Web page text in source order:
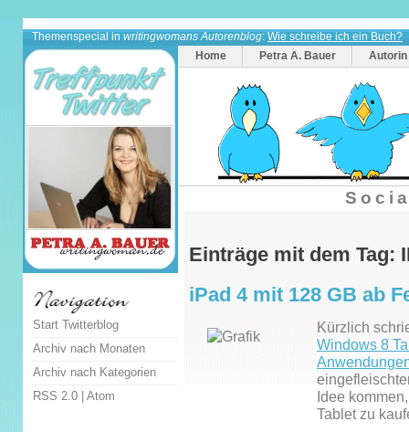
Themenspecial in writingwomans Autorenblog: Wie schreibe ich ein Buch?
Home
Petra A. Bauer Autorin
Einträge mit dem Tag:
iPad 4 mit 128 GB ab
Kürzlich
Windows 8
Idee
Tablet zu
Start Twitterblog
Archiv nach Monaten
Archiv nach Kategorien
RSS 2.0 | Atom